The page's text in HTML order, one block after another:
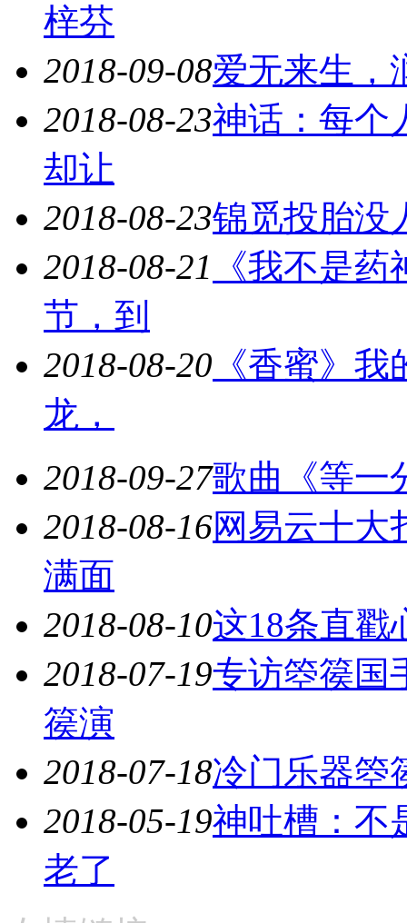
梓芬
2018-09-08爱无来生，
2018-08-23神话：每个
却让
2018-08-23锦觅投胎没
2018-08-21
《我不是
节，到
2018-08-20 《香蜜》
龙，
2018-09-27歌曲《等一
2018-08-16网易云十大
满面
2018-08-10这18条直戳
2018-07-19专访箜篌
篌演
2018-07-18冷门乐器箜
2018-05-19神吐槽：不
老了